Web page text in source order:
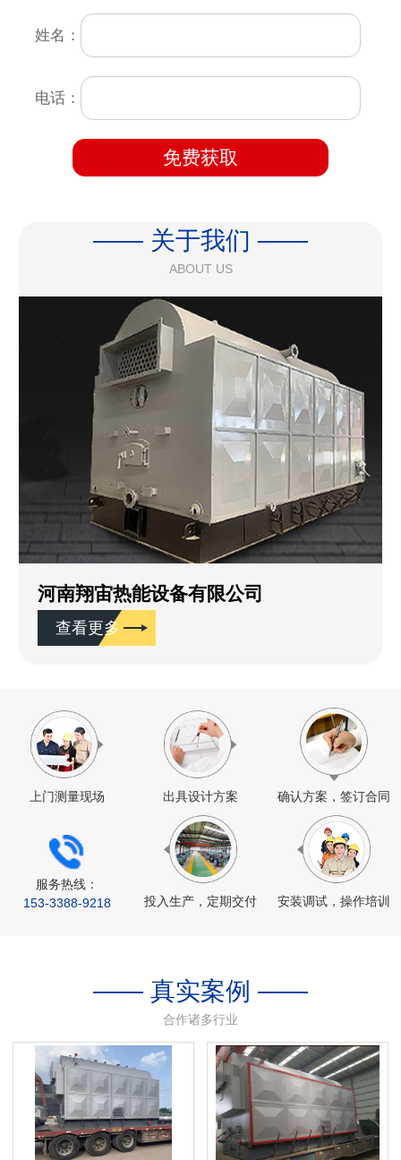
姓名：
电话：
免费获取
—— 关于我们 ——
ABOUT US
河南翔宙热能设备有限公司
查看更多
上门测量现场 出具设计方案 确认方案，签订合同
安装调试，操作培训
投入生产，定期交付
服务热线：
153-3388-9218
—— 真实案例 ——
合作诸多行业